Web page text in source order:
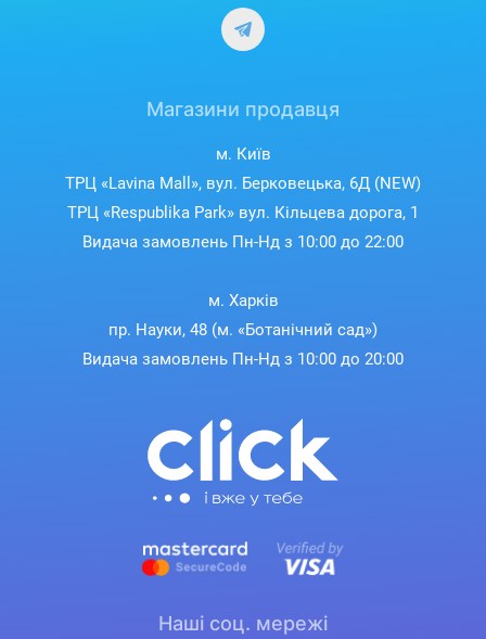
Магазини продавця
м. Київ
ТРЦ «Lavina Mall», вул. Берковецька, 6Д (NEW)
ТРЦ «Respublika Park» вул. Кільцева дорога, 1
Видача замовлень Пн-Нд з 10:00 до 22:00
м. Харків
пр. Науки, 48 (м. «Ботанічний сад»)
Видача замовлень Пн-Нд з 10:00 до 20:00
Наші соц. мережі